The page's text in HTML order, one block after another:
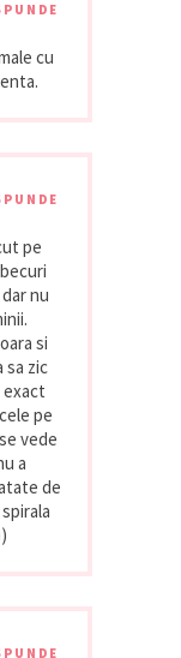
cu
pe
nu
si
sa zic
exact
pe
vede
a
de